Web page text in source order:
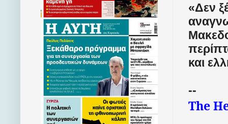
«Δεν
και
--
The